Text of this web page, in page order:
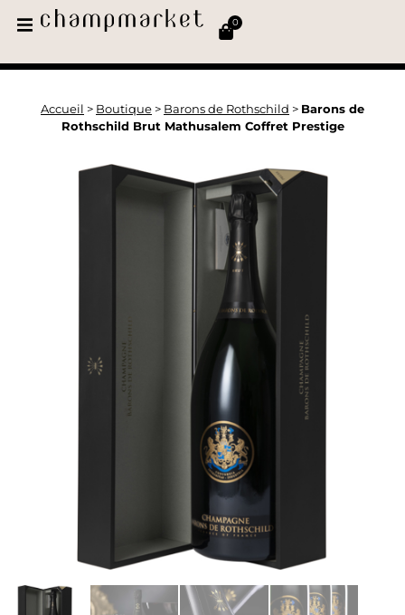
0
Accueil > Boutique > Barons de Rothschild > Barons de
Rothschild Brut Mathusalem Coffret Prestige